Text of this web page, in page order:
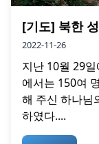
[기도] 북한
2022-11-26
지난 10월 29
에서는 150여
해 주신 하나님
하였다....